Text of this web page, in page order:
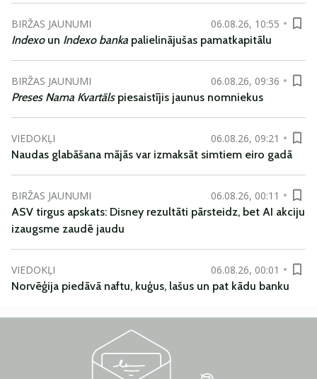
BIRŽAS JAUNUMI
06.08.26, 10:55
Indexoun Indexo banka palielinājušas pamatkapitālu
BIRŽAS JAUNUMI
06.08.26, 09:36
Preses Nama Kvartāls piesaistījis jaunus nomniekus
VIEDOKĻI
06.08.26, 09:21
Naudas glabāšana mājās var izmaksāt simtiem eiro gadā
BIRŽAS JAUNUMI
06.08.26, 00:11
ASV tirgus apskats: Disney rezultāti pārsteidz, bet AI akciju
izaugsme zaudē jaudu
VIEDOKĻI
06.08.26, 00:01
Norvēģija piedāvā naftu, kuģus, lašus un pat kādu banku